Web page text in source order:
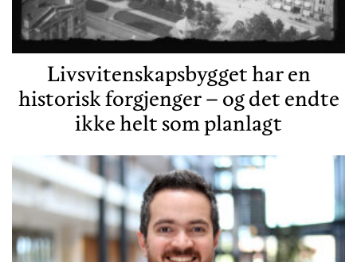
Livsvitenskapsbygget har en
historisk forgjenger – og det endte
ikke helt som planlagt